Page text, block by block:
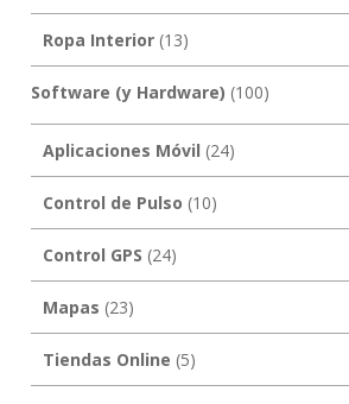
Ropa Interior(13)
Software (y Hardware) (100)
Aplicaciones Móvil (24)
Control de Pulso (10)
Control GPS (24)
Mapas (23)
Tiendas Online (5)